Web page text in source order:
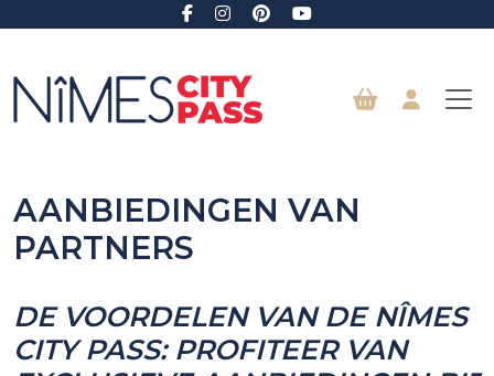
AANBIEDINGEN VAN
PARTNERS
DE VOORDELEN VAN DE NÎMES
CITY PASS: PROFITEER VAN